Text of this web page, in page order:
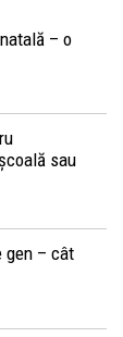
– o
sau
gen – cât